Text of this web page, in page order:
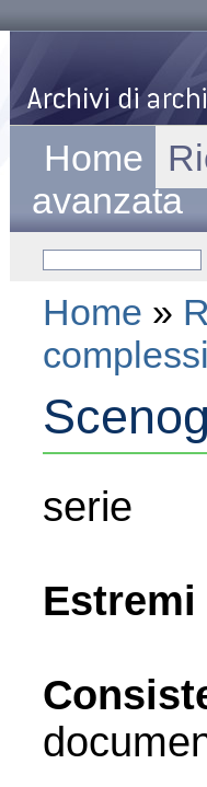
Home
avanzata
Home »
serie